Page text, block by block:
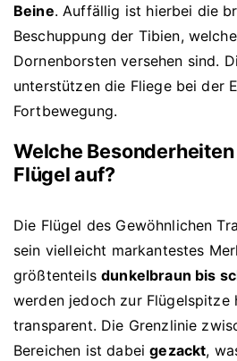
Beine. Auffällig ist hierbei die
Beschuppung der Tibien,
Dornenborsten versehen sind.
unterstützen die Fliege bei der
Fortbewegung.
Welche
Flügel auf?
Die Flügel des Gewöhnlichen
sein vielleicht markantestes
größtenteilsdunkelbraun bis
werden jedoch zur Flügelspitze
transparent. Die Grenzlinie
Bereichen ist dabeigezackt,